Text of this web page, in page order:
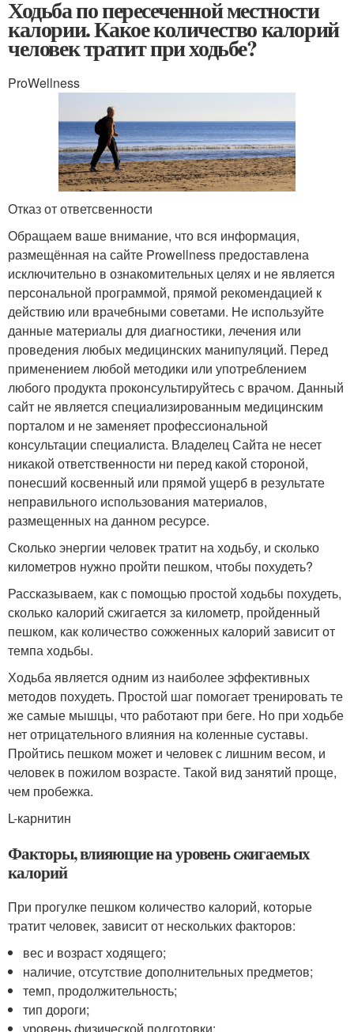
Ходьба по пересеченной местности
калории. Какое количество калорий
человек тратит при ходьбе?
ProWellness
Отказ от ответсвенности
Обращаем ваше внимание, что вся информация,
размещённая на сайте Prowellness предоставлена
исключительно в ознакомительных целях и не является
персональной программой, прямой рекомендацией к
действию или врачебными советами. Не используйте
данные материалы для диагностики, лечения или
проведения любых медицинских манипуляций. Перед
применением любой методики или употреблением
любого продукта проконсультируйтесь с врачом. Данный
сайт не является специализированным медицинским
порталом и не заменяет профессиональной
консультации специалиста. Владелец Сайта не несет
никакой ответственности ни перед какой стороной,
понесший косвенный или прямой ущерб в результате
неправильного использования материалов,
размещенных на данном ресурсе.
Сколько энергии человек тратит на ходьбу, и сколько
километров нужно пройти пешком, чтобы похудеть?
Рассказываем, как с помощью простой ходьбы похудеть,
сколько калорий сжигается за километр, пройденный
пешком, как количество сожженных калорий зависит от
темпа ходьбы.
Ходьба является одним из наиболее эффективных
методов похудеть. Простой шаг помогает тренировать те
же самые мышцы, что работают при беге. Но при ходьбе
нет отрицательного влияния на коленные суставы.
Пройтись пешком может и человек с лишним весом, и
человек в пожилом возрасте. Такой вид занятий проще,
чем пробежка.
L-карнитин
Факторы, влияющие на уровень сжигаемых
калорий
При прогулке пешком количество калорий, которые
тратит человек, зависит от нескольких факторов:
вес и возраст ходящего;
наличие, отсутствие дополнительных предметов;
темп, продолжительность;
тип дороги;
уровень физической подготовки;